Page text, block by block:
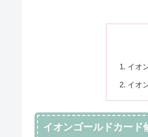
イオ
イオ
イオンゴールドカード